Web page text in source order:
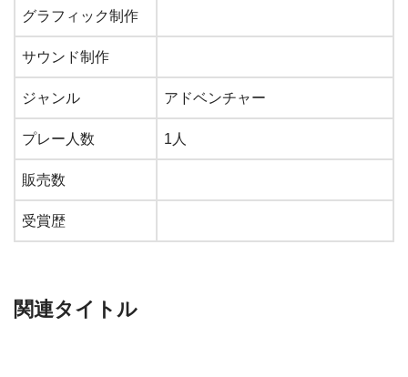
グラフィック制作
サウンド制作
ジャンル アドベンチャー
プレー人数 1人
販売数
受賞歴
関連タイトル